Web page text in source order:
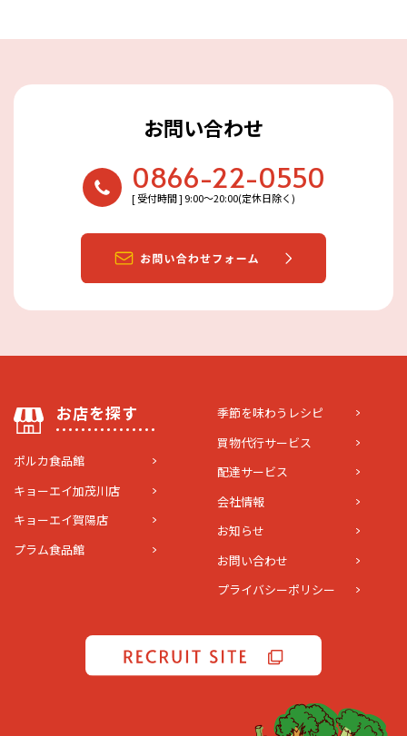
お問い合わせ
0866-22-0550
[ 受付時間 ] 9:00〜20:00(定休日除く)
お店を探す
ポルカ食品館
キョーエイ加茂川店
キョーエイ賀陽店
プラム食品館
季節を味わうレシピ
買物代行サービス
配達サービス
会社情報
お知らせ
お問い合わせ
プライバシーポリシー